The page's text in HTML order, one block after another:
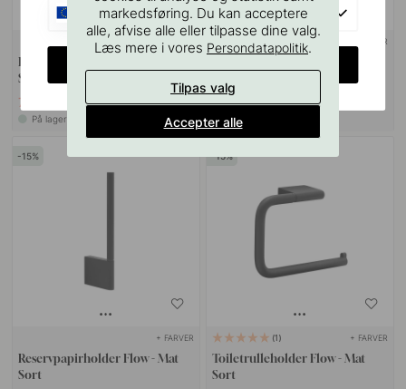
+ FARVER
Håndklædestang Flow - Mat
Sort
705 kr 829 kr
På lager
+ FARVER
149 kr
På lager
15
+ FARVER
Reservpapirholder Flow - Mat
Sort
15
1 + FARVER
Toiletrulleholder Flow - Mat
Sort
markedsføring. Du kan acceptere
alle, afvise alle eller tilpasse dine valg.
Læs mere i vores Persondatapolitik.
Tilpas valg
Accepter alle
EU